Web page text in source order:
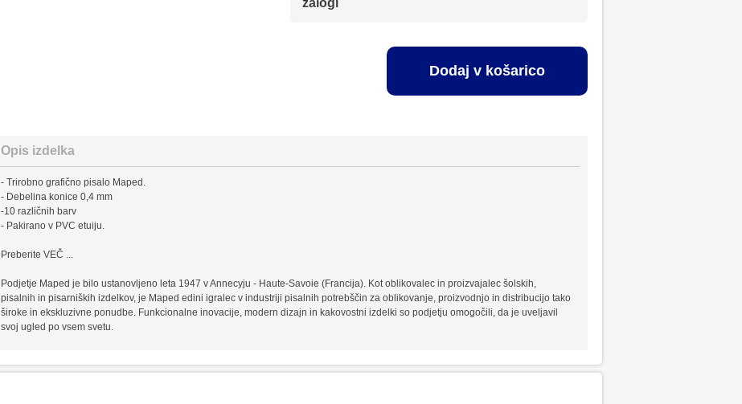
zalogi
Dodaj v košarico
Opis izdelka
- Trirobno grafično pisalo Maped.
- Debelina konice 0,4 mm
-10 različnih barv
- Pakirano v PVC etuiju.
Preberite VEČ ...
Podjetje Maped je bilo ustanovljeno leta 1947 v Annecyju - Haute-Savoie (Francija). Kot oblikovalec in proizvajalec šolskih,
pisalnih in pisarniških izdelkov, je Maped edini igralec v industriji pisalnih potrebščin za oblikovanje, proizvodnjo in distribucijo tako
široke in ekskluzivne ponudbe. Funkcionalne inovacije, modern dizajn in kakovostni izdelki so podjetju omogočili, da je uveljavil
svoj ugled po vsem svetu.